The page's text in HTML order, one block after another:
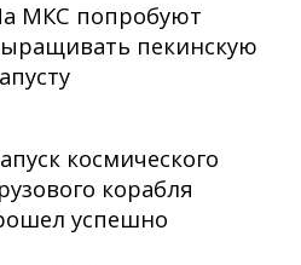
МКС попробуют
пекинскую
космического
корабля
успешно